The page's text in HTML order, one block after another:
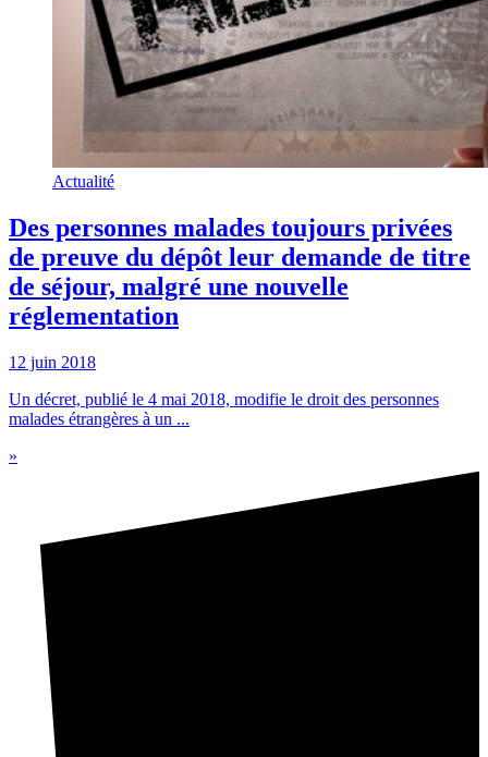
Actualité
Des personnes malades toujours privées
de preuve du dépôt leur demande de titre
de séjour, malgré une nouvelle
réglementation
12 juin 2018
Un décret, publié le 4 mai 2018, modifie le droit des personnes
malades étrangères à un ...
»